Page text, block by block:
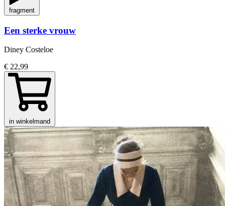
fragment
Een sterke vrouw
Diney Costeloe
€ 22,99
in winkelmand